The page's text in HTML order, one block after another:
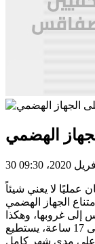
الهضمي
30 افريل 2020، 09:30
عمليًا لا يعني شيئاً
الجهاز الهضمي
غروبها، وهكذا
يشكل الصيام راحة لهذا الجهاز لمدة تصل إلى 17 ساعة، يستطيع